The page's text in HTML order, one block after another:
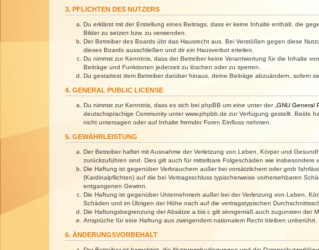
3. PFLICHTEN DES NUTZERS
Du erklärst mit der Erstellung eines Beitrags, dass er keine Inhalte enthält, die
Bilder zu setzen bzw. zu verwenden.
Der Betreiber des Boards übt das Hausrecht aus. Bei Verstößen gegen diese
dieses Boards ausschließen und dir ein Hausverbot erteilen.
Du nimmst zur Kenntnis, dass der Betreiber keine Verantwortung für die Inhalte
Beiträge und Funktionen jederzeit zu löschen oder zu sperren.
Du gestattest dem Betreiber darüber hinaus, deine Beiträge abzuändern, sofern
4. GENERAL PUBLIC LICENSE
Du nimmst zur Kenntnis, dass es sich bei phpBB um eine unter der „ GNU General
deutschsprachige Community unter www.phpbb.de zur Verfügung gestellt. Beide
nicht untersagen oder auf Inhalte fremder Foren Einfluss nehmen.
5. GEWÄHRLEISTUNG
Der Betreiber haftet mit Ausnahme der Verletzung von Leben, Körper und
zurückzuführen sind. Dies gilt auch für mittelbare Folgeschäden wie insbesondere
Die Haftung ist gegenüber Verbrauchern außer bei vorsätzlichem oder grob
(Kardinalpflichten) auf die bei Vertragsschluss typischerweise vorhersehbaren
entgangenen Gewinn.
Die Haftung ist gegenüber Unternehmern außer bei der Verletzung von Leben,
Schäden und im Übrigen der Höhe nach auf die vertragstypischen
Die Haftungsbegrenzung der Absätze a bis c gilt sinngemäß auch zugunsten der
Ansprüche für eine Haftung aus zwingendem nationalem Recht bleiben unberührt.
6. ÄNDERUNGSVORBEHALT